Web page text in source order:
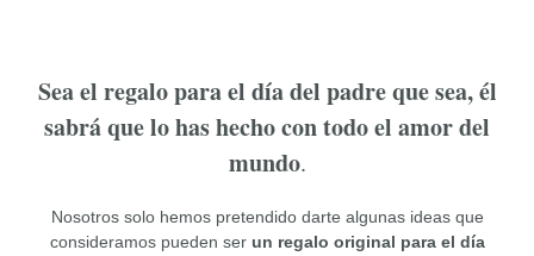
Sea el regalo para el día del padre que sea, él
sabrá que lo has hecho con todo el amor del
mundo.
Nosotros solo hemos pretendido darte algunas ideas que
consideramos pueden ser un regalo original para el día